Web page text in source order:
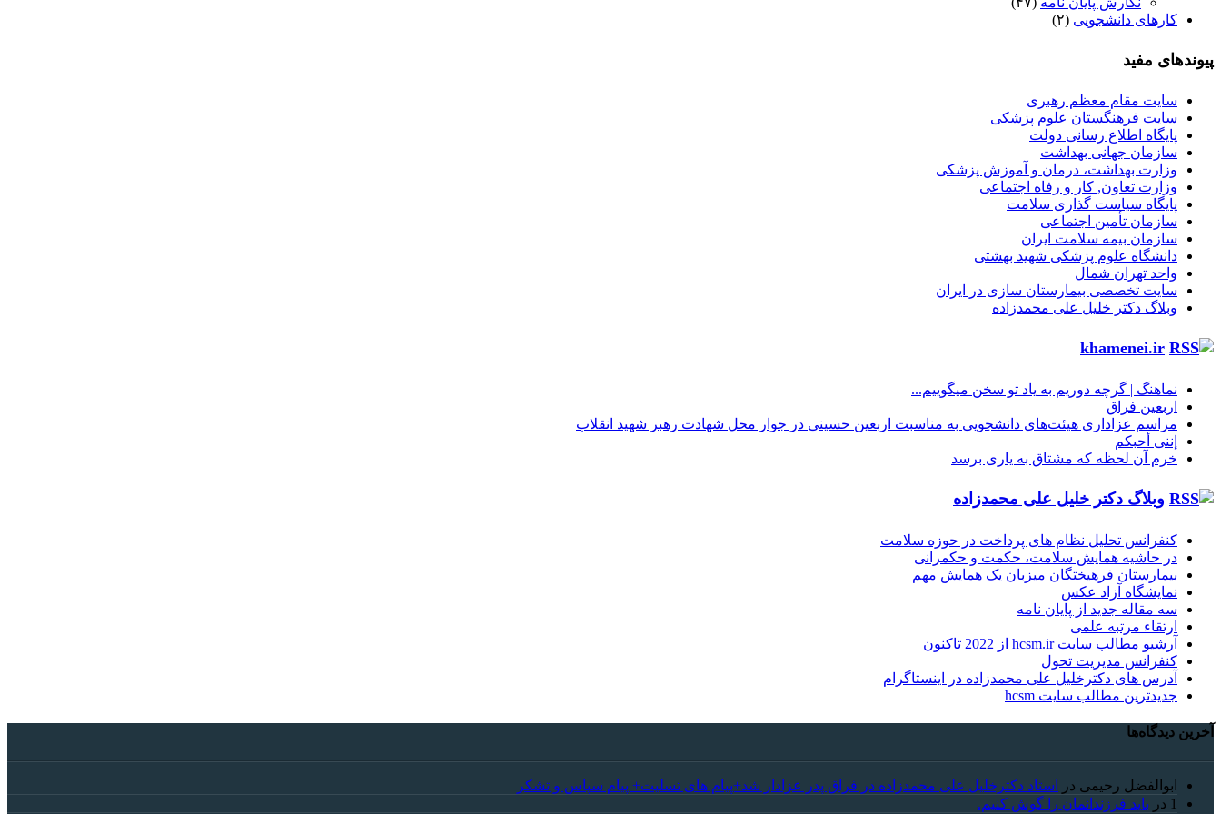
کارهای دانشجویی (۲)
پیوندهای مفید
سایت مقام معظم رهبری
سایت فرهنگستان علوم پزشکی
پایگاه اطلاع رسانی دولت
سازمان جهانی بهداشت
وزارت بهداشت، درمان و آموزش پزشکی
وزارت تعاون, کار و رفاه اجتماعی
پایگاه سیاست گذاری سلامت
سازمان تأمین اجتماعی
سازمان بیمه سلامت ایران
دانشگاه علوم پزشکی شهید بهشتی
واحد تهران شمال
سایت تخصصی بیمارستان سازی در ایران
وبلاگ دکتر خلیل علی محمدزاده
khamenei.ir
نماهنگ |‌ گرچه دوریم به یاد تو سخن میگوییم...
اربعین فراق
مراسم عزاداری هیئت‌های دانشجویی به مناسبت اربعین حسینی در جوار محل شهادت رهبر شهید انقلاب
إننی أحبکم
خرم آن لحظه که مشتاق به یاری برسد
وبلاگ دکتر خلیل علی محمدزاده
کنفرانس تحلیل نظام های پرداخت در حوزه سلامت
در حاشیه همایش سلامت، حکمت و حکمرانی
بیمارستان فرهیختگان میزبان یک همایش مهم
نمایشگاه آزاد عکس
سه مقاله جدید از پایان نامه
ارتقاء مرتبه علمی
آرشیو مطالب سایت hcsm.ir از 2022 تاکنون
کنفرانس مدیریت تحول
آدرس های دکترخلیل علی محمدزاده در اینستاگرام
جدیدترین مطالب سایت hcsm
آخرین دیدگاه‌ها
ابوالفضل رحیمی در
استاد دکترخلیل علی محمدزاده در فراق پدر عزادار شد+پیام های تسلیت+ پیام سپاس و تشکر
1 در باید فرزندانمان را گوش کنیم.